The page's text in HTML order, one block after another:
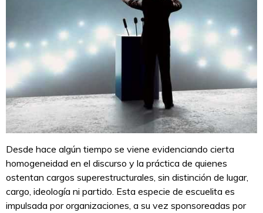
Desde hace algún tiempo se viene evidenciando cierta
homogeneidad en el discurso y la práctica de quienes
ostentan cargos superestructurales, sin distinción de lugar,
cargo, ideología ni partido. Esta especie de escuelita es
impulsada por organizaciones, a su vez sponsoreadas por